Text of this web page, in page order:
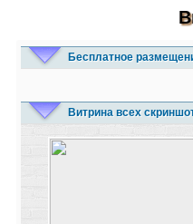
Бесплатное
Витрина всех